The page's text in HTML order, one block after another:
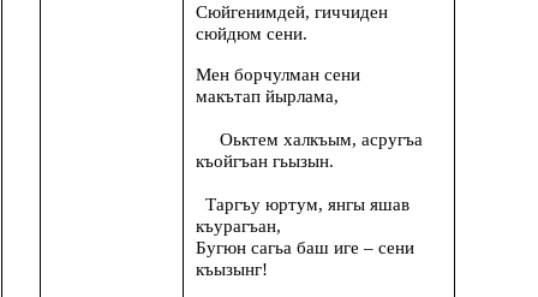
Сюйгенимдей, гиччиден
сюйдюм сени.
Мен борчулман сени
макътап йырлама,
Оьктем халкъым, асругъа
къойгъан гьызын.
Таргъу юртум, янгы яшав
къурагъан,
Бугюн сагьа баш иге – сени
къызынг!